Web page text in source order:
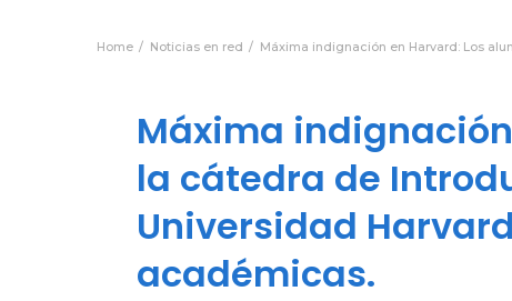
Home Noticias en red Máxima indignación en Harvard: Los
Máxima
la cátedra de
Universidad
académicas.